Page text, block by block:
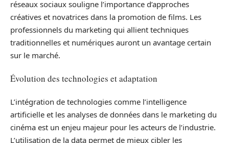
réseaux sociaux souligne l’importance d’approches
créatives et novatrices dans la promotion de films. Les
professionnels du marketing qui allient techniques
traditionnelles et numériques auront un avantage certain
sur le marché.
Évolution des technologies et adaptation
L’intégration de technologies comme l’intelligence
artificielle et les analyses de données dans le marketing du
cinéma est un enjeu majeur pour les acteurs de l’industrie.
L’utilisation de la data permet de mieux cibler les